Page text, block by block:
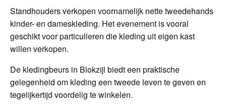
Standhouders verkopen voornamelijk nette tweedehands
kinder- en dameskleding. Het evenement is vooral
geschikt voor particulieren die kleding uit eigen kast
willen verkopen.
De kledingbeurs in Blokzijl biedt een praktische
gelegenheid om kleding een tweede leven te geven en
tegelijkertijd voordelig te winkelen.